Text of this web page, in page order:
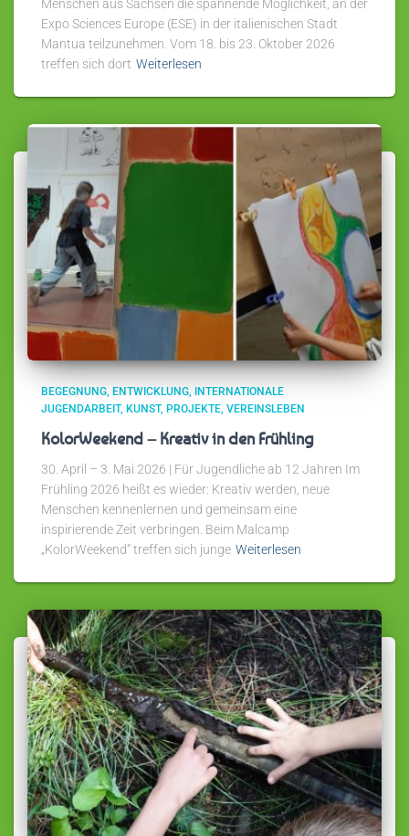
Menschen aus Sachsen die spannende Möglichkeit, an der
Expo Sciences Europe (ESE) in der italienischen Stadt
Mantua teilzunehmen. Vom 18. bis 23. Oktober 2026
treffen sich dort Weiterlesen
BEGEGNUNG ENTWICKLUNG INTERNATIONALE
JUGENDARBEIT KUNST PROJEKTE VEREINSLEBEN
KolorWeekend – Kreativ in den Frühling
30. April – 3. Mai 2026 | Für Jugendliche ab 12 Jahren Im
Frühling 2026 heißt es wieder: Kreativ werden, neue
Menschen kennenlernen und gemeinsam eine
inspirierende Zeit verbringen. Beim Malcamp
„KolorWeekend“ treffen sich junge Weiterlesen